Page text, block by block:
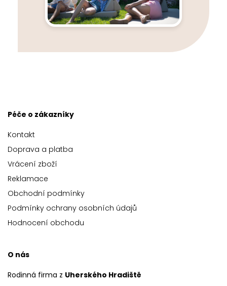
Péče o zákazníky
Kontakt
Doprava a platba
Vrácení zboží
Reklamace
Obchodní podmínky
Podmínky ochrany osobních údajů
Hodnocení obchodu
O nás
Rodinná firma z Uherského Hradiště